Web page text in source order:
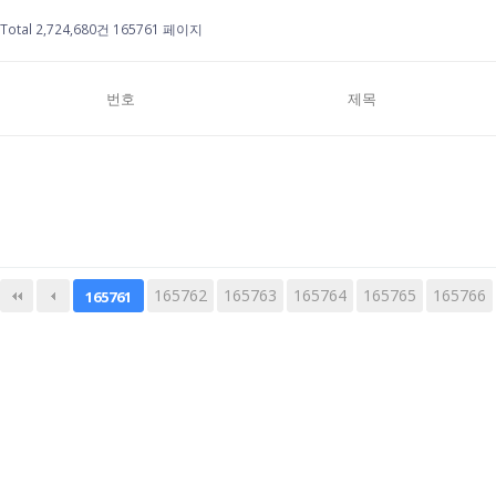
Total 2,724,680건 165761 페이지
번호 제목
165761 165762 165763 165764 165765 165766
다음 맨끝